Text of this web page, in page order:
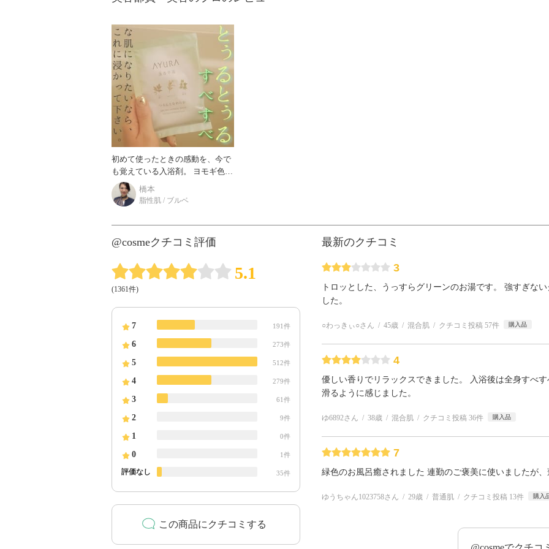
初めて使ったときの感動を、今で
も覚えている入浴剤。 ヨモギ色の
パウダーをお湯に溶かすと とろん
とまろやかなお湯になって、 浸か
ったそばから
橋本
脂性肌 / ブルベ
@cosmeクチコミ評価
5.1
(1361件)
7 191件
6 273件
5 512件
4 279件
3 61件
2 9件
1 0件
0 1件
評価なし 35件
この商品にクチコミする
最新のクチコミ
3
トロッとした、うっすらグリーンのお湯です。 強すぎな
した。
○わっきぃ○さん 45歳 混合肌 クチコミ投稿 57件 購入品
4
優しい香りでリラックスできました。 入浴後は全身すべ
滑るように感じました。
ゆ6892さん 38歳 混合肌 クチコミ投稿 36件 購入品
7
緑色のお風呂癒されました 連勤のご褒美に使いましたが
ゆうちゃん1023758さん 29歳 普通肌 クチコミ投稿 13件 購入